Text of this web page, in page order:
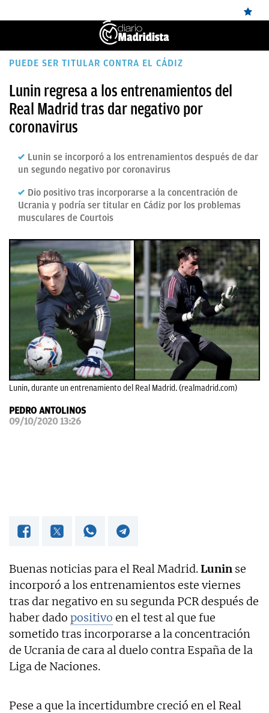
ÚLTIMAS
REAL
MADRID
CANTERA
FICHAJES
DIRECTO
FEMENINO
PAPARAZZI
OKDIARIO
PUEDE SER TITULAR CONTRA EL CÁDIZ
Lunin regresa a los entrenamientos del
Real Madrid tras dar negativo por
coronavirus
Lunin se incorporó a los entrenamientos después de dar
un segundo negativo por coronavirus
Dio positivo tras incorporarse a la concentración de
Ucrania y podría ser titular en Cádiz por los problemas
musculares de Courtois
Lunin, durante un entrenamiento del Real Madrid. (realmadrid.com)
PEDRO ANTOLINOS
09/10/2020 13:26
Buenas noticias para el Real Madrid.Lunin se
incorporó a los entrenamientos este viernes
tras dar negativo en su segunda PCR después de
haber dado positivo en el test al que fue
sometido tras incorporarse a la concentración
de Ucrania de cara al duelo contra España de la
Liga de Naciones.
Pese a que la incertidumbre creció en el Real